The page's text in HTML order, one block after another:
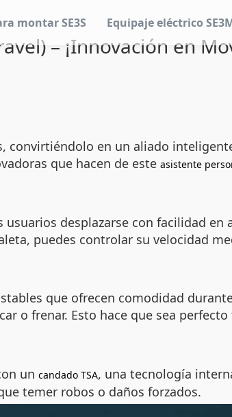
montar SE3S Equipaje eléctrico
– ¡Innovación en
convirtiéndolo en un aliado
que hacen de este asistente
desplazarse con facilidad en
puedes controlar su velocidad
que ofrecen comodidad
o frenar. Esto hace que sea
un candado TSA, una tecnología
temer robos o daños forzados.